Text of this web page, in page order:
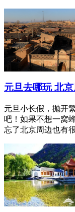
元旦去哪玩 北
元旦小长假，抛开
吧！如果不想一窝
忘了北京周边也有